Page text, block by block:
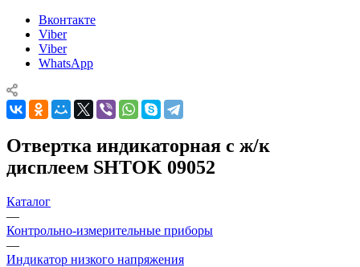
Вконтакте
Viber
Viber
WhatsApp
Отвертка индикаторная с ж/к
дисплеем SHTOK 09052
Каталог
—
Контрольно-измерительные приборы
—
Индикатор низкого напряжения